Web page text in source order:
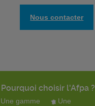
Nous contacter
Pourquoi choisir l'Afpa ?
Une gamme
Une